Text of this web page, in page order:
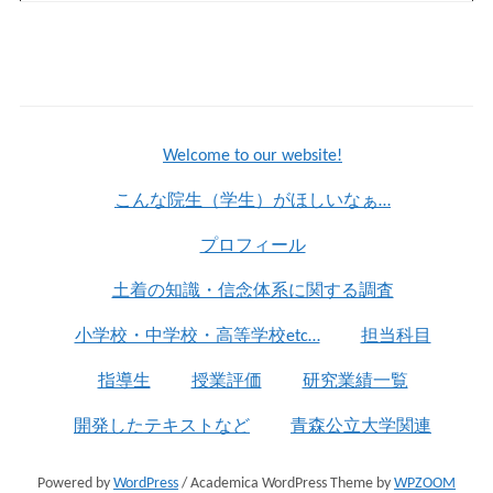
Welcome to our website!
こんな院生（学生）がほしいなぁ…
プロフィール
土着の知識・信念体系に関する調査
小学校・中学校・高等学校etc… 担当科目
指導生 授業評価 研究業績一覧
開発したテキストなど 青森公立大学関連
Powered by WordPress / Academica WordPress Theme by WPZOOM